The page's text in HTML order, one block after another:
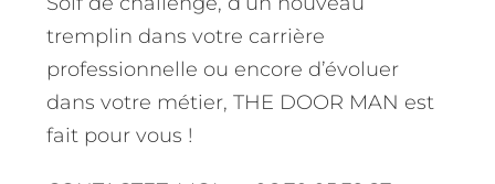
tremplin dans votre carrière
professionnelle ou encore d’évoluer
dans votre métier, THE DOOR MAN est
fait pour vous !